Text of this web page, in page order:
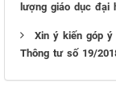
lượng giáo dục đại
Xin ý kiến góp
Thông tư số 19/